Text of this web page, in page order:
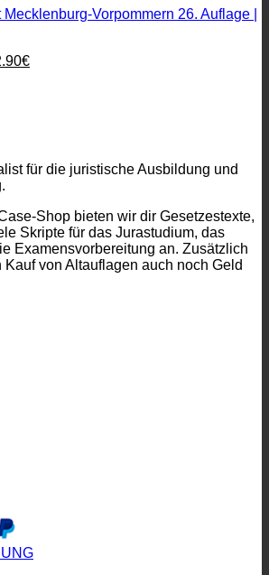
Vorpommern 26. Auflage |
€Aktueller
für die juristische Ausbildung und
Shop bieten wir dir Gesetzestexte,
Skripte für das Jurastudium, das
Examensvorbereitung an. Zusätzlich
Kauf von Altauflagen auch noch Geld